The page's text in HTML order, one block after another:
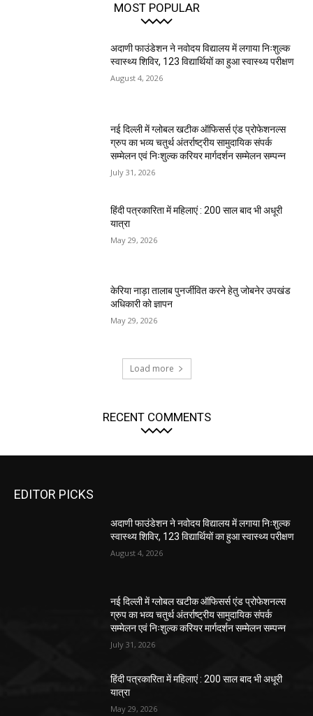
MOST POPULAR
अदाणी फाउंडेशन ने नवोदय विद्यालय में लगाया निःशुल्क
स्वास्थ्य शिविर, 123 विद्यार्थियों का हुआ स्वास्थ्य परीक्षण
August 4, 2026
नई दिल्ली में ग्लोबल खटीक ऑफिसर्स एंड प्रोफेशनल्स
ग्रुप का भव्य चतुर्थ अंतर्राष्ट्रीय सामुदायिक संपर्क
सम्मेलन एवं निःशुल्क करियर मार्गदर्शन सम्मेलन सम्पन्न
July 31, 2026
हिंदी पत्रकारिता में महिलाएं : 200 साल बाद भी अधूरी
यात्रा
May 29, 2026
केरिया नाड़ा तालाब पुनर्जीवित करने हेतु जोबनेर उपखंड
अधिकारी को ज्ञापन
May 29, 2026
Load more
RECENT COMMENTS
EDITOR PICKS
अदाणी फाउंडेशन ने नवोदय विद्यालय में लगाया निःशुल्क
स्वास्थ्य शिविर, 123 विद्यार्थियों का हुआ स्वास्थ्य परीक्षण
August 4, 2026
नई दिल्ली में ग्लोबल खटीक ऑफिसर्स एंड प्रोफेशनल्स
ग्रुप का भव्य चतुर्थ अंतर्राष्ट्रीय सामुदायिक संपर्क
सम्मेलन एवं निःशुल्क करियर मार्गदर्शन सम्मेलन सम्पन्न
July 31, 2026
हिंदी पत्रकारिता में महिलाएं : 200 साल बाद भी अधूरी
यात्रा
May 29, 2026